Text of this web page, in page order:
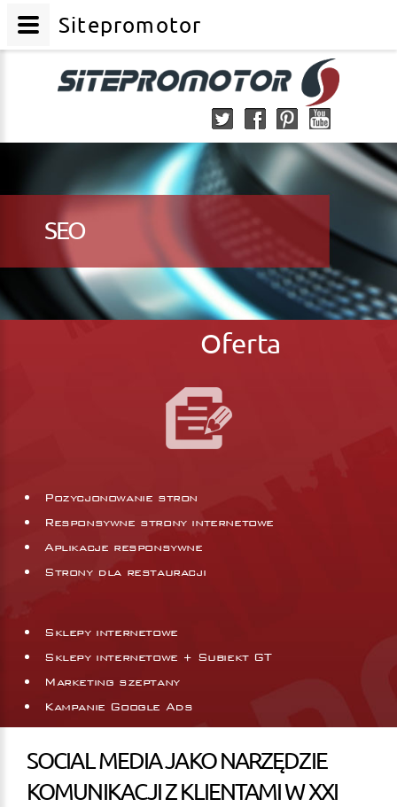
SEO
Oferta
Pozycjonowanie stron
Responsywne strony internetowe
Aplikacje responsywne
Strony dla restauracji
Sklepy internetowe
Sklepy internetowe + Subiekt GT
Marketing szeptany
Kampanie Google Ads
SOCIAL MEDIA JAKO NARZĘDZIE
KOMUNIKACJI Z KLIENTAMI W XXI
Sitepromotor